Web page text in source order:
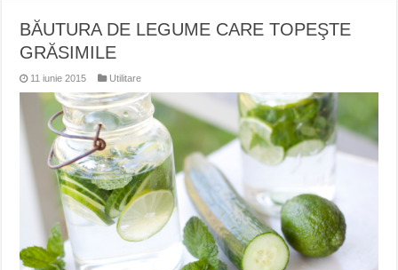
BĂUTURA DE LEGUME CARE TOPEŞTE
GRĂSIMILE
11 iunie 2015 Utilitare